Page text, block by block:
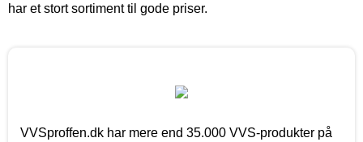
har et stort sortiment til gode priser.
VVSproffen.dk har mere end 35.000 VVS-produkter på